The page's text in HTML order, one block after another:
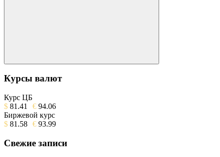
Поиск
Курсы валют
Курс ЦБ
$ 81.41 € 94.06
Биржевой курс
$ 81.58 € 93.99
Свежие записи